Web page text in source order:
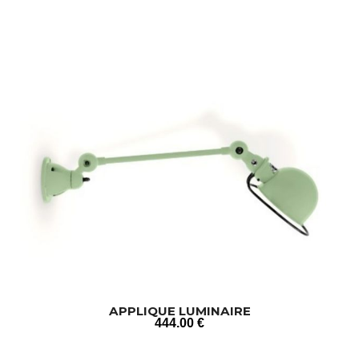
APPLIQUE LUMINAIRE
444.00 €